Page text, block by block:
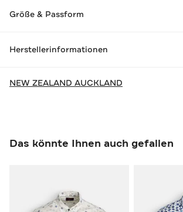
Größe & Passform
Herstellerinformationen
NEW ZEALAND AUCKLAND
Das könnte Ihnen auch gefallen